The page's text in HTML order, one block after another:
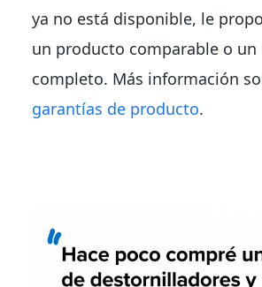
ya no está disponible, le
un producto comparable o un
completo. Más información
garantías de producto.